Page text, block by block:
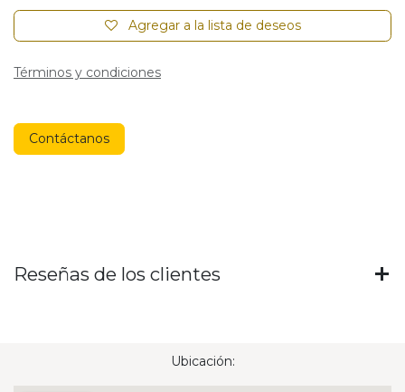
Agregar a la lista de deseos
Términos y condiciones
Contáctanos
Reseñas de los clientes
Ubicación: